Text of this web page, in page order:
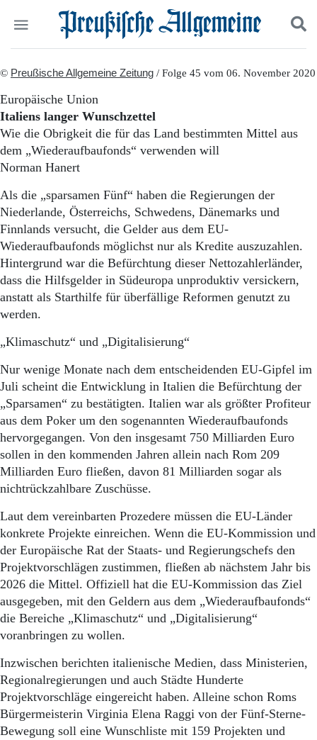
Start
Wer wir sind
Abonnenten-Login
Abonnent werden
Abo Prämien
Archiv
Mediadaten
Politik
Panorama
Gesellschaft
Leben
Pommern
Berlin-Brandenburg
Schlesien
Danzig und Westpreußen
Bücher
Kontakt
Impressum
Datenschutz
Suchen und finden
© Preußische Allgemeine Zeitung / Folge 45 vom 06. November 2020
Europäische Union
Italiens langer Wunschzettel
Wie die Obrigkeit die für das Land bestimmten Mittel aus
dem „Wiederaufbaufonds“ verwenden will
Norman Hanert
Als die „sparsamen Fünf“ haben die Regierungen der
Niederlande, Österreichs, Schwedens, Dänemarks und
Finnlands versucht, die Gelder aus dem EU-
Wiederaufbaufonds möglichst nur als Kredite auszuzahlen.
Hintergrund war die Befürchtung dieser Nettozahlerländer,
dass die Hilfsgelder in Südeuropa unproduktiv versickern,
anstatt als Starthilfe für überfällige Reformen genutzt zu
werden.
„Klimaschutz“ und „Digitalisierung“
Nur wenige Monate nach dem entscheidenden EU-Gipfel im
Juli scheint die Entwicklung in Italien die Befürchtung der
„Sparsamen“ zu bestätigten. Italien war als größter Profiteur
aus dem Poker um den sogenannten Wiederaufbaufonds
hervorgegangen. Von den insgesamt 750 Milliarden Euro
sollen in den kommenden Jahren allein nach Rom 209
Milliarden Euro fließen, davon 81 Milliarden sogar als
nichtrückzahlbare Zuschüsse.
Laut dem vereinbarten Prozedere müssen die EU-Länder
konkrete Projekte einreichen. Wenn die EU-Kommission und
der Europäische Rat der Staats- und Regierungschefs den
Projektvorschlägen zustimmen, fließen ab nächstem Jahr bis
2026 die Mittel. Offiziell hat die EU-Kommission das Ziel
ausgegeben, mit den Geldern aus dem „Wiederaufbaufonds“
die Bereiche „Klimaschutz“ und „Digitalisierung“
voranbringen zu wollen.
Inzwischen berichten italienische Medien, dass Ministerien,
Regionalregierungen und auch Städte Hunderte
Projektvorschläge eingereicht haben. Alleine schon Roms
Bürgermeisterin Virginia Elena Raggi von der Fünf-Sterne-
Bewegung soll eine Wunschliste mit 159 Projekten und